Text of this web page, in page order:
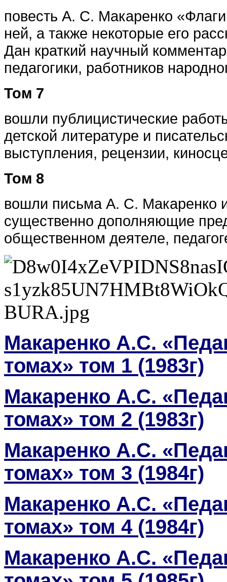
повесть А. С. Макаренко
ней, а также некоторые его
Дан краткий научный
педагогики, работников
Том 7
вошли публицистические
детской литературе и
выступления, рецензии,
Том 8
вошли письма А. С. Макаренко
существенно дополняющие
общественном деятеле,
Макаренко А.С.
томах» том 1 (1983г)
Макаренко А.С.
томах» том 2 (1983г)
Макаренко А.С.
томах» том 3 (1984г)
Макаренко А.С.
томах» том 4 (1984г)
Макаренко А.С.